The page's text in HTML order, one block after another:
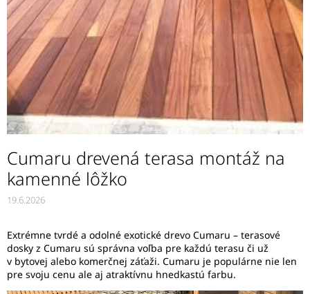
Cumaru drevená terasa montáž na
kamenné lôžko
19.6.2026
Extrémne tvrdé a odolné exotické drevo Cumaru – terasové
dosky z Cumaru sú správna voľba pre každú terasu či už
v bytovej alebo komerčnej záťaži. Cumaru je populárne nie len
pre svoju cenu ale aj atraktívnu hnedkastú farbu.